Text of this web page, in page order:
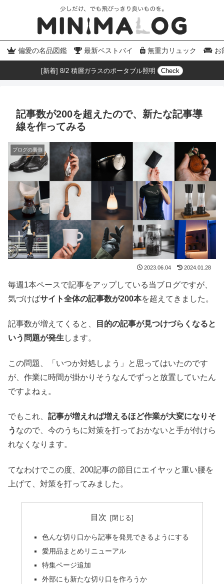
偏愛の名品図鑑 最新ベストバイ 無重力リュック お
[新着] 8/2 積層ガラスのポータブル照明 Check
記事数が200を超えたので、新たな記事導
線を作ってみる
ブログの裏側
2023.06.04 2024.01.28
毎週1本ペースで記事をアップしている当ブログですが、
気づけばサイト全体の記事数が200本を超えてきました。
記事数が増えてくると、
目的の記事が見つけづらくなると
いう問題が発生 します。
この問題、「いつか対処しよう」と思ってはいたのです
が、作業に時間が掛かりそうなんでずっと放置していたん
ですよねぇ。
でもこれ、 記事が増えれば増えるほど作業が大変になりそ
う なので、今のうちに対策を打っておかないと手が付けら
れなくなります。
てなわけでこの度、200記事の節目にエイヤッと重い腰を
上げて、対策を打ってみました。
目次
色んな切り口から記事を発見できるようにする
愛用品まとめリニューアル
特集ページ追加
外部にも新たな切り口を作ろうか